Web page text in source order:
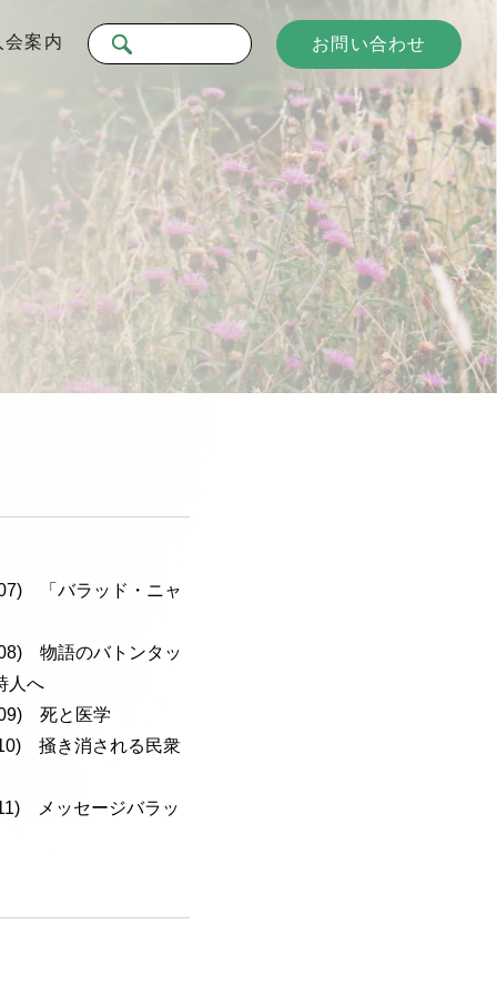
会案内 お問い合わせ
「バラッド・ニャ
物語のバトンタッ
人へ
死と医学
掻き消される民衆
メッセージバラッ